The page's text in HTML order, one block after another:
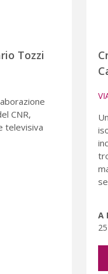
Tozzi
CNR,
televisiva
A